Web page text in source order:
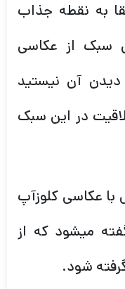
به نقطه جذاب
سبک از عکاسی
دیدن آن نیستید
در این سبک
با عکاسی کلوزآپ
میشود که از
شود.